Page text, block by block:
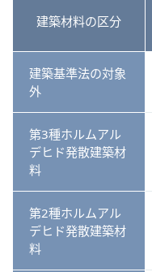
建築材料の区分
建築基準法の対象
外
第3種ホルムアル
デヒド発散建築材
料
第2種ホルムアル
デヒド発散建築材
料